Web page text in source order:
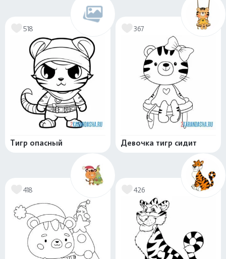
518
Тигр опасный
367
Девочка тигр сидит
418 426